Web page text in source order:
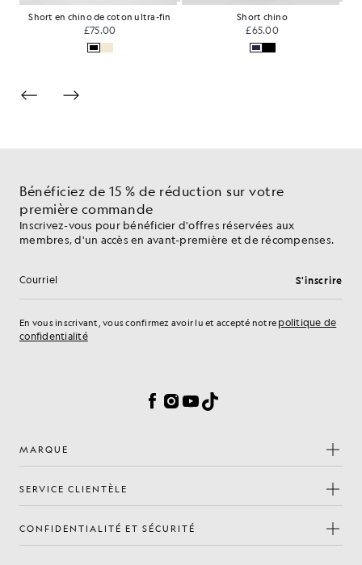
Short en chino de coton ultra-fin
£75.00
Short chino
£65.00
Bénéficiez de 15 % de réduction sur votre
première commande
Inscrivez-vous pour bénéficier d'offres réservées aux
membres, d'un accès en avant-première et de récompenses.
Adresse e-mail S'inscrire
En vous inscrivant, vous confirmez avoir lu et accepté notre politique de
confidentialité
Facebook
Instagram
YouTube
TikTok
MARQUE
SERVICE CLIENTÈLE
CONFIDENTIALITÉ ET SÉCURITÉ